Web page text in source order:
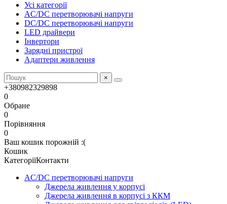
Усі категорії
AC/DC перетворювачі напруги
DC/DC перетворювачі напруги
LED драйвери
Інвертори
Зарядні пристрої
Адаптери живлення
×
+380982329898
0
Обране
0
Порівняння
0
Ваш кошик порожній :(
Кошик
КатегоріїКонтакти
AC/DC перетворювачі напруги
Джерела живлення у корпусі
Джерела живлення в корпусі з ККМ